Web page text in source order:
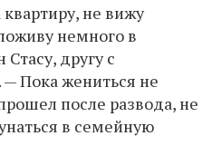
не вижу
немного в
другу с
— Пока жениться не
после развода, не
в семейную